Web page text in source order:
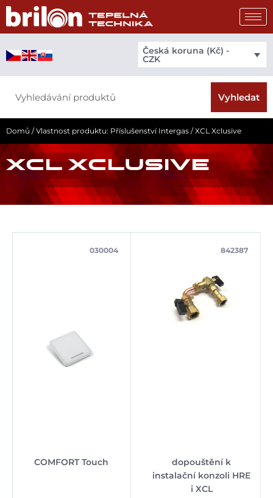
Přeskočit
obsah
Česká koruna (Kč) -
CZK
Vyhledat
Domů / Vlastnost produktu: Příslušenství Intergas / XCL Xclusive
XCL XCLUSIVE
COMFORT Touch
030004
dopouštění k
instalační konzoli HRE
i XCL
842387